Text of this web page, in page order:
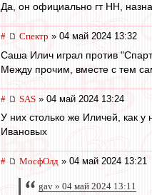
Да, он официально гт НН,
# Спектр » 04 май 2024 13:32
Саша Илич играл против
Между прочим, вместе с тем
# SAS » 04 май 2024 13:24
У них столько же Иличей, как у
Ивановых
# МосфОлд » 04 май 2024 13:21
gav » 04 май 2024 13:11